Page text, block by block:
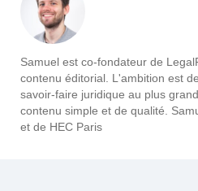
Samuel est co-fondateur de
contenu éditorial. L'ambition est
savoir-faire juridique au plus
contenu simple et de qualité.
et de HEC Paris